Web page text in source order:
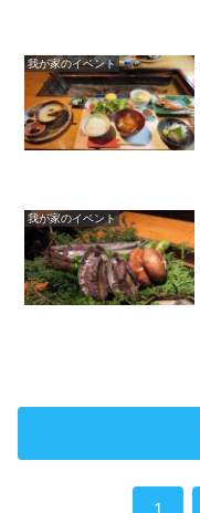
我が家のイベント
我が家のイベント